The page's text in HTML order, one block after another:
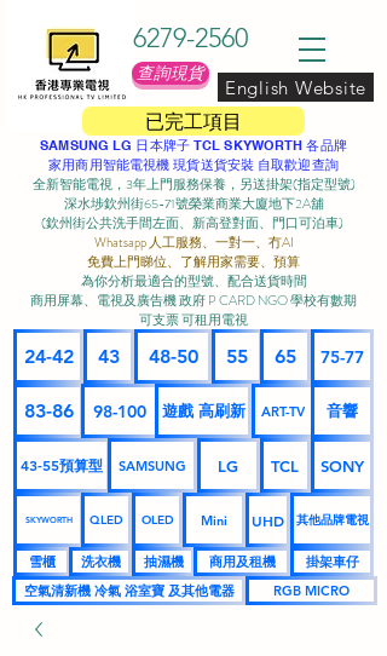
已完工項目
6279-2560
查詢現貨
English Website
SAMSUNG LG 日本牌子 TCL SKYWORTH 各品牌
家用商用智能電視機 現貨送貨安裝 自取歡迎查詢
全新智能電視，3年上門服務保養，另送掛架(指定型號)
深水埗欽州街65-71號榮業商業大廈地下2A舖
(欽州街公共洗手間左面、新高登對面、門口可泊車) ​
Whatsapp 人工服務、一對一、冇AI
免費上門睇位、了解用家需要、預算
為你分析最適合的型號、配合送貨時間
商用屏幕、電視及廣告機 政府 P CARD NGO 學校有數期
可支票 可租用電視
24-42 43 48-50 55 65 75-77
83-86 98-100 遊戲 高刷新 ART-TV 音響
43-55預算型 SAMSUNG LG TCL SONY
SKYWORTH QLED OLED Mini UHD 其他品牌電視
雪櫃 洗衣機 抽濕機 商用及租機
掛架車仔
空氣清新機 冷氣 浴室寶 及其他電器
RGB MICRO